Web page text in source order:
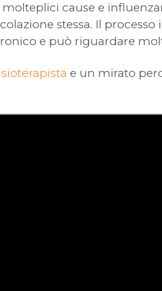
cause e
stessa. Il
e può riguardare
e un mirato